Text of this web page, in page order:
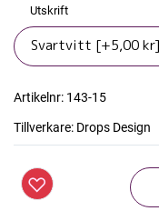
Utskrift
Artikelnr: 143-15
Tillverkare: Drops Design